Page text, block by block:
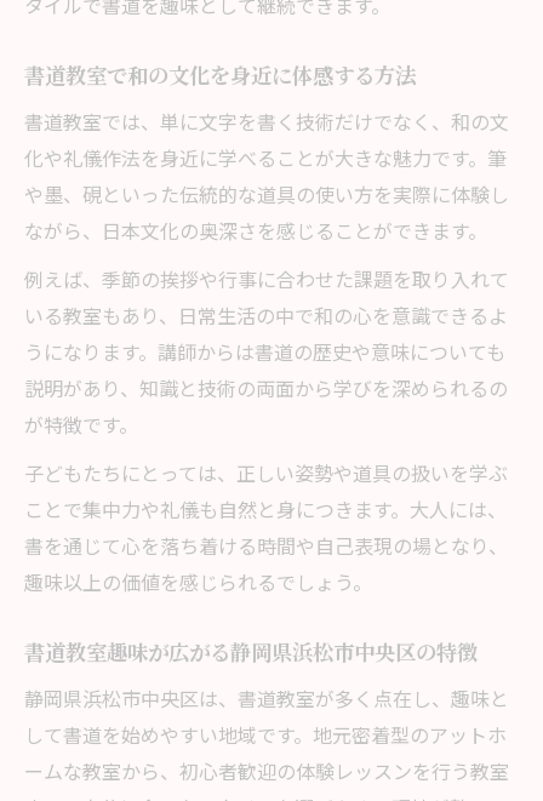
書道教室で和の文化を身近に体感する方法
書道教室では、単に文字を書く技術だけでなく、和の文
化や礼儀作法を身近に学べることが大きな魅力です。筆
や墨、硯といった伝統的な道具の使い方を実際に体験し
ながら、日本文化の奥深さを感じることができます。
例えば、季節の挨拶や行事に合わせた課題を取り入れて
いる教室もあり、日常生活の中で和の心を意識できるよ
うになります。講師からは書道の歴史や意味についても
説明があり、知識と技術の両面から学びを深められるの
が特徴です。
子どもたちにとっては、正しい姿勢や道具の扱いを学ぶ
ことで集中力や礼儀も自然と身につきます。大人には、
書を通じて心を落ち着ける時間や自己表現の場となり、
趣味以上の価値を感じられるでしょう。
書道教室趣味が広がる静岡県浜松市中央区の特徴
静岡県浜松市中央区は、書道教室が多く点在し、趣味と
して書道を始めやすい地域です。地元密着型のアットホ
ームな教室から、初心者歓迎の体験レッスンを行う教室